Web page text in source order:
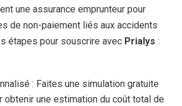
une assurance emprunteur pour
de non-paiement liés aux accidents
étapes pour souscrire avec Prialys :
: Faites une simulation gratuite
obtenir une estimation du coût total de